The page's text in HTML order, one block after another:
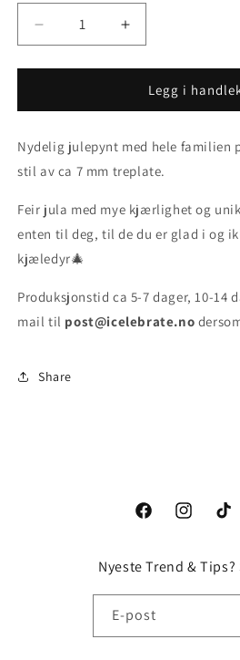
antallet
for
i
-
Juletre
Øk
antallet
for
Julepynt
i
-
Juletre
Legg i
Nydelig julepynt med hele familien
stil av ca 7 mm treplate.
Feir jula med mye kjærlighet og
enten til deg, til de du er glad i og
kjæledyr🎄
Produksjonstid ca 5-7 dager, 10-14
mail til post@icelebrate.no
Share
FacebookInstagram
Nyeste Trend &
E-post